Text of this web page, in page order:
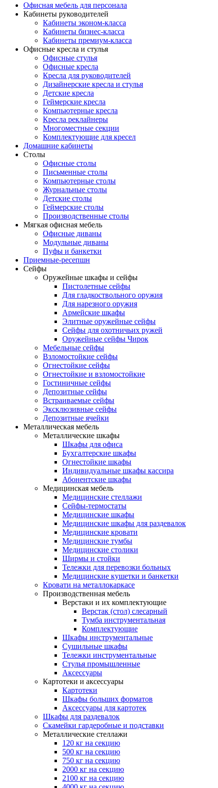
Офисная мебель для персонала
Кабинеты руководителей
Кабинеты эконом-класса
Кабинеты бизнес-класса
Кабинеты премиум-класса
Офисные кресла и стулья
Офисные стулья
Офисные кресла
Кресла для руководителей
Дизайнерские кресла и стулья
Детские кресла
Геймерские кресла
Компьютерные кресла
Кресла реклайнеры
Многоместные секции
Комплектующие для кресел
Домашние кабинеты
Столы
Офисные столы
Письменные столы
Компьютерные столы
Журнальные столы
Детские столы
Геймерские столы
Производственные столы
Мягкая офисная мебель
Офисные диваны
Модульные диваны
Пуфы и банкетки
Приемные-ресепшн
Сейфы
Оружейные шкафы и сейфы
Пистолетные сейфы
Для гладкоствольного оружия
Для нарезного оружия
Армейские шкафы
Элитные оружейные сейфы
Сейфы для охотничьих ружей
Оружейные сейфы Чирок
Мебельные сейфы
Взломостойкие сейфы
Огнестойкие сейфы
Огнестойкие и взломостойкие
Гостиничные сейфы
Депозитные сейфы
Встраиваемые сейфы
Эксклюзивные сейфы
Депозитные ячейки
Металлическая мебель
Металлические шкафы
Шкафы для офиса
Бухгалтерские шкафы
Огнестойкие шкафы
Индивидуальные шкафы кассира
Абонентские шкафы
Медицинская мебель
Медицинские стеллажи
Сейфы-термостаты
Медицинские шкафы
Медицинские шкафы для раздевалок
Медицинские кровати
Медицинские тумбы
Медицинские столики
Ширмы и стойки
Тележки для перевозки больных
Медицинские кушетки и банкетки
Кровати на металлокаркасе
Производственная мебель
Верстаки и их комплектующие
Верстак (стол) слесарный
Тумба инструментальная
Комплектующие
Шкафы инструментальные
Сушильные шкафы
Тележки инструментальные
Стулья промышленные
Аксессуары
Картотеки и аксессуары
Картотеки
Шкафы больших форматов
Аксессуары для картотек
Шкафы для раздевалок
Скамейки гардеробные и подставки
Металлические стеллажи
120 кг на секцию
500 кг на секцию
750 кг на секцию
2000 кг на секцию
2100 кг на секцию